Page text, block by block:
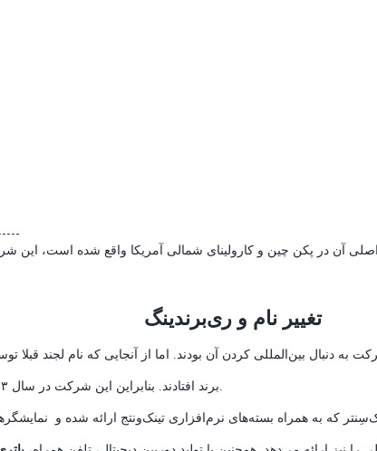
تغییر نام و ری‌برندینگ
به دنبال بین‌المللی کردن آن بودند. اما از آنجایی که نام لجند
برند افتادند. بنابراین این شرکت در سال ۲۰۰۳ به‌طور عمومی اعلام کرد که نامش به «لنوو» تغییر کرده است.
که به همراه بسته‌های نرم‌افزاری تینک‌ونتج ارائه شده و